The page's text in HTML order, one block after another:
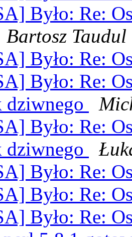
Było: Re:
Bartosz Taudul
Było: Re:
Było: Re:
dziwnego
Było: Re:
dziwnego
Było: Re:
Było: Re:
Było: Re: